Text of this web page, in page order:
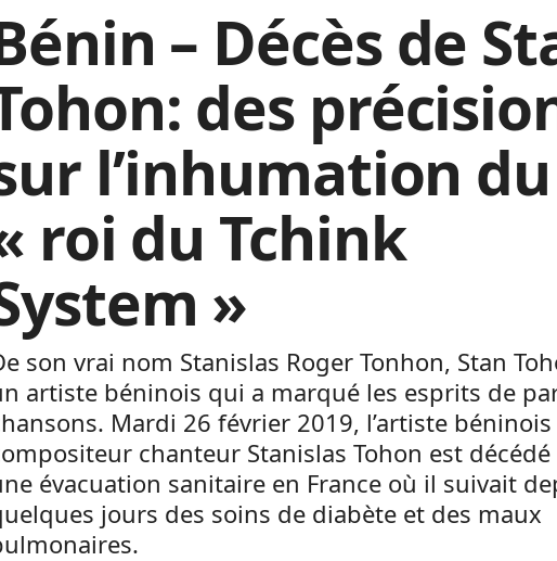
– Décès de
des
l’inhumation du
roi du Tchink
»
son vrai nom Stanislas Roger Tonhon, Stan
artiste béninois qui a marqué les esprits de
Mardi 26 février 2019, l’artiste béninois
chanteur Stanislas Tohon est
évacuation sanitaire en France où il suivait
jours des soins de diabète et des maux